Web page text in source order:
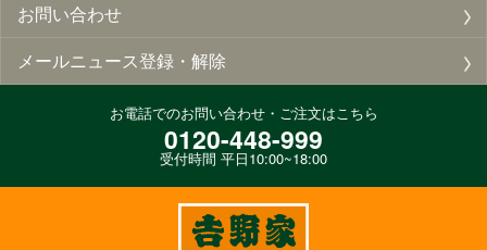
お問い合わせ
メールニュース登録・解除
お電話でのお問い合わせ・ご注文はこちら
0120-448-999
受付時間 平日10:00~18:00